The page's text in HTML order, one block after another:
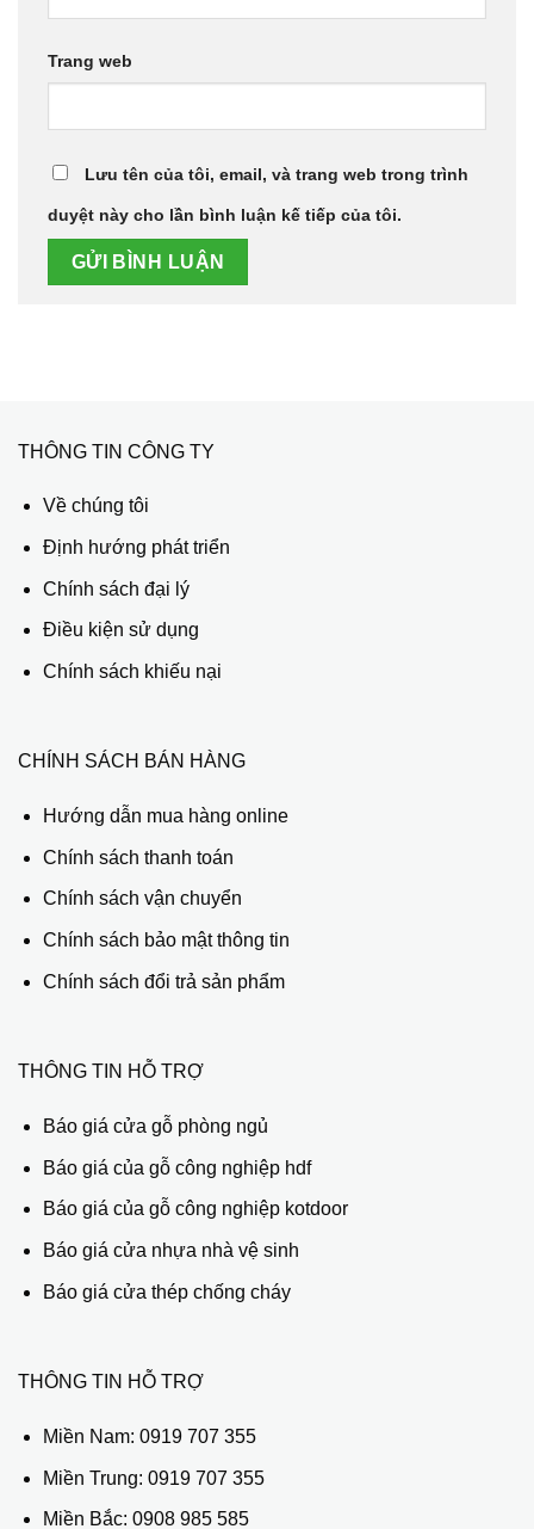
Trang web
Lưu tên của tôi, email, và trang web trong trình
duyệt này cho lần bình luận kế tiếp của tôi.
THÔNG TIN CÔNG TY
Về chúng tôi
Định hướng phát triển
Chính sách đại lý
Điều kiện sử dụng
Chính sách khiếu nại
CHÍNH SÁCH BÁN HÀNG
Hướng dẫn mua hàng online
Chính sách thanh toán
Chính sách vận chuyển
Chính sách bảo mật thông tin
Chính sách đổi trả sản phẩm
THÔNG TIN HỖ TRỢ
Báo giá cửa gỗ phòng ngủ
Báo giá của gỗ công nghiệp hdf
Báo giá của gỗ công nghiệp kotdoor
Báo giá cửa nhựa nhà vệ sinh
Báo giá cửa thép chống cháy
THÔNG TIN HỖ TRỢ
Miền Nam: 0919 707 355
Miền Trung: 0919 707 355
Miền Bắc: 0908 985 585